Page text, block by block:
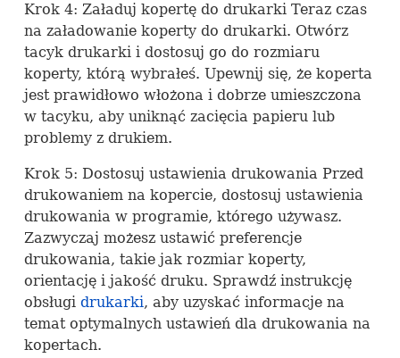
Krok 4: Załaduj kopertę do drukarki Teraz czas
na załadowanie koperty do drukarki. Otwórz
tacyk drukarki i dostosuj go do rozmiaru
koperty, którą wybrałeś. Upewnij się, że koperta
jest prawidłowo włożona i dobrze umieszczona
w tacyku, aby uniknąć zacięcia papieru lub
problemy z drukiem.
Krok 5: Dostosuj ustawienia drukowania Przed
drukowaniem na kopercie, dostosuj ustawienia
drukowania w programie, którego używasz.
Zazwyczaj możesz ustawić preferencje
drukowania, takie jak rozmiar koperty,
orientację i jakość druku. Sprawdź instrukcję
obsługi drukarki, aby uzyskać informacje na
temat optymalnych ustawień dla drukowania na
kopertach.